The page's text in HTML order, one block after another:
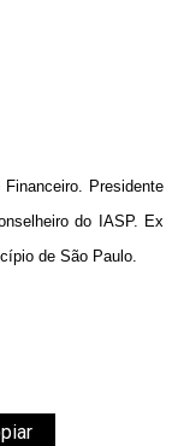
Presidente
do IASP. Ex
de São Paulo.